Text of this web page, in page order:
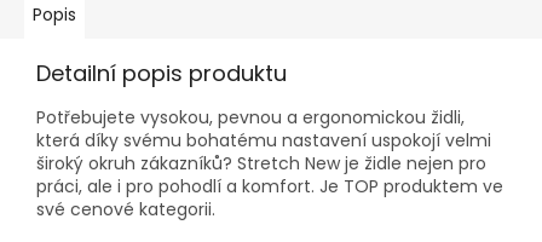
Popis
Detailní popis produktu
Potřebujete vysokou, pevnou a ergonomickou židli,
která díky svému bohatému nastavení uspokojí velmi
široký okruh zákazníků? Stretch New je židle nejen pro
práci, ale i pro pohodlí a komfort. Je TOP produktem ve
své cenové kategorii.